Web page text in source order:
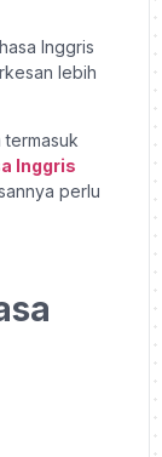
Inggris
lebih
Inggris
perlu